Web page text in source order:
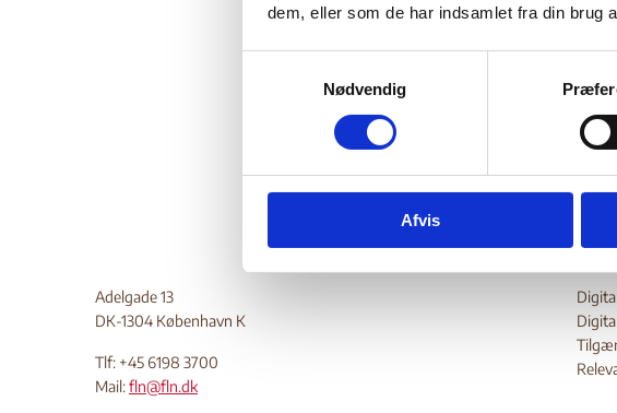
dem, eller som de har indsamlet fra din brug
v
l
Nødvendig
Afvis
Endvidere oplysninger
Adelgade 13
DK-1304 København K
Tlf: +45 6198 3700
Mail:fln@fln.dk